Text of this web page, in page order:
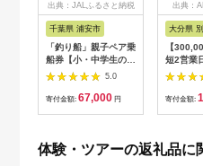
出典：JALふるさと納税
千葉県 浦安市
「釣り船」親子ペア乗
船券【小・中学生のお
子様】
5.0
寄付金額: 67,000 円
出典：
大分県
【
短2営業
別府市
ルで使
助券 楽
円 30万
館 温泉
寄付金額:
体験・ツアーの返礼品に